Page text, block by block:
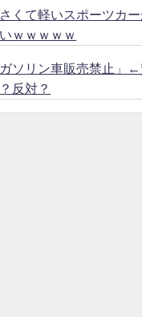
くて軽いスポーツカ
ｗｗｗｗｗ
ガソリン車販売禁止」←
反対？